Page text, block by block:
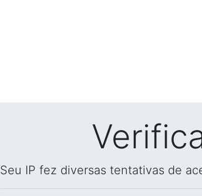
Seu IP fez diversas tentativas de